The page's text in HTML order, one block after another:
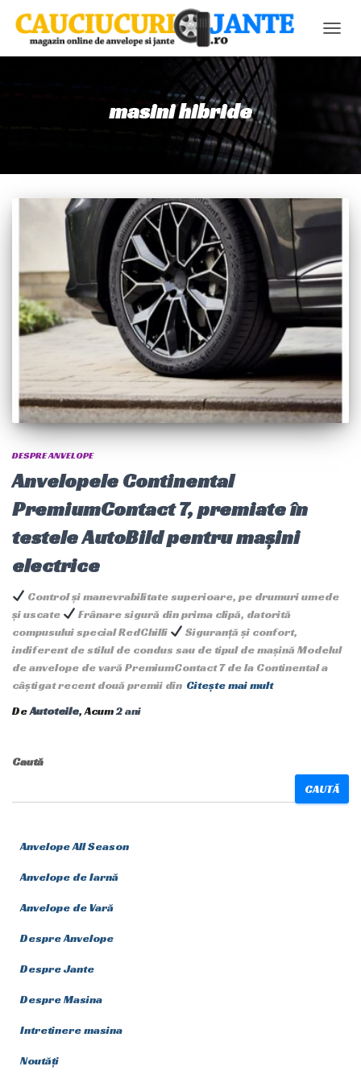
masini hibride
DESPRE ANVELOPE
Anvelopele Continental
PremiumContact 7, premiate în
testele AutoBild pentru mașini
electrice
Control și manevrabilitate superioare, pe drumuri umede
și uscate
Frânare sigură din prima clipă, datorită
compusului special RedChilli
Siguranță și confort,
indiferent de stilul de condus sau de tipul de mașină Modelul
de anvelope de vară PremiumContact 7 de la Continental a
câștigat recent două premii din Citește mai mult
DeAutoteile, Acum2 ani
Caută
CAUTĂ
Anvelope All Season
Anvelope de Iarnă
Anvelope de Vară
Despre Anvelope
Despre Jante
Despre Masina
Intretinere masina
Noutăți